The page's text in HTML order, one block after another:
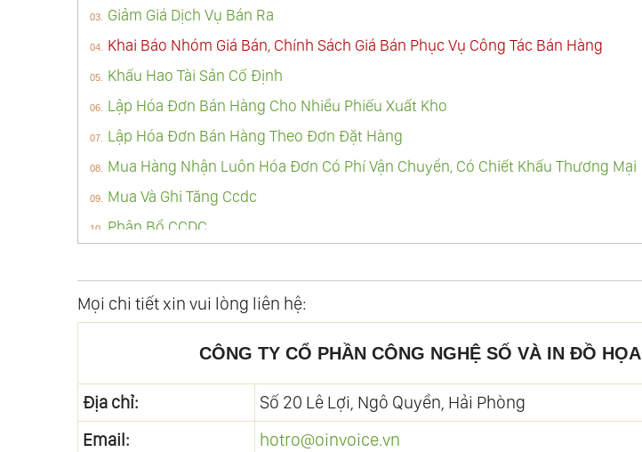
Giảm Giá Dịch Vụ Bán Ra
Khai Báo Nhóm Giá Bán, Chính Sách Giá Bán Phục Vụ Công Tác Bán Hàng
Khấu Hao Tài Sản Cố Định
Lập Hóa Đơn Bán Hàng Cho Nhiều Phiếu Xuất Kho
Lập Hóa Đơn Bán Hàng Theo Đơn Đặt Hàng
Mua Hàng Nhận Luôn Hóa Đơn Có Phí Vận Chuyển, Có Chiết Khấu Thương Mại
Mua Và Ghi Tăng Ccdc
Phân Bổ CCDC
Mọi chi tiết xin vui lòng liên hệ:
CÔNG TY CỔ PHẦN CÔNG NGHỆ SỐ VÀ IN ĐỒ HỌA
Địa chỉ:
Số 20 Lê Lợi, Ngô Quyền, Hải Phòng
Email:
hotro@oinvoice.vn